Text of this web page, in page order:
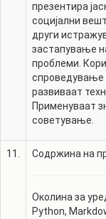
презентира
социјални
други
застапување
проблеми.
спроведување
развиваат
Применуваат
советување.
11. Содржина на
Околина за
Python,